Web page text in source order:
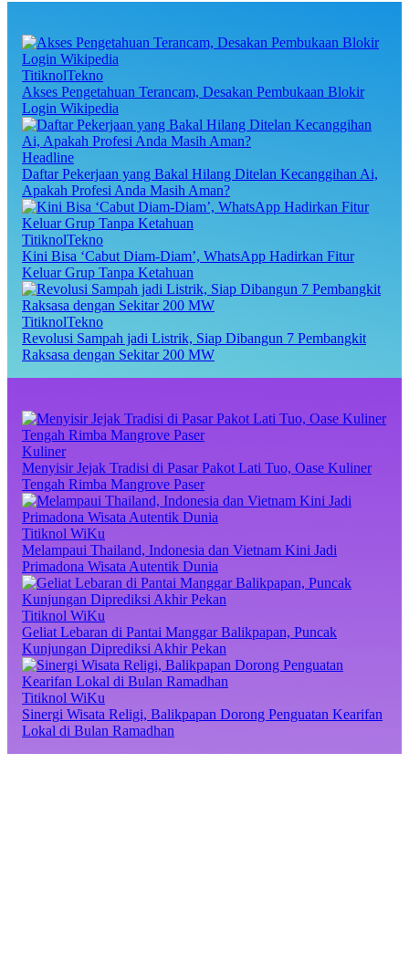
TitiknolTekno
Akses Pengetahuan Terancam, Desakan Pembukaan Blokir
Login Wikipedia
Headline
Daftar Pekerjaan yang Bakal Hilang Ditelan Kecanggihan Ai,
Apakah Profesi Anda Masih Aman?
TitiknolTekno
Kini Bisa ‘Cabut Diam-Diam’, WhatsApp Hadirkan Fitur
Keluar Grup Tanpa Ketahuan
TitiknolTekno
Revolusi Sampah jadi Listrik, Siap Dibangun 7 Pembangkit
Raksasa dengan Sekitar 200 MW
Kuliner
Menyisir Jejak Tradisi di Pasar Pakot Lati Tuo, Oase Kuliner
Tengah Rimba Mangrove Paser
Titiknol WiKu
Melampaui Thailand, Indonesia dan Vietnam Kini Jadi
Primadona Wisata Autentik Dunia
Titiknol WiKu
Geliat Lebaran di Pantai Manggar Balikpapan, Puncak
Kunjungan Diprediksi Akhir Pekan
Titiknol WiKu
Sinergi Wisata Religi, Balikpapan Dorong Penguatan Kearifan
Lokal di Bulan Ramadhan